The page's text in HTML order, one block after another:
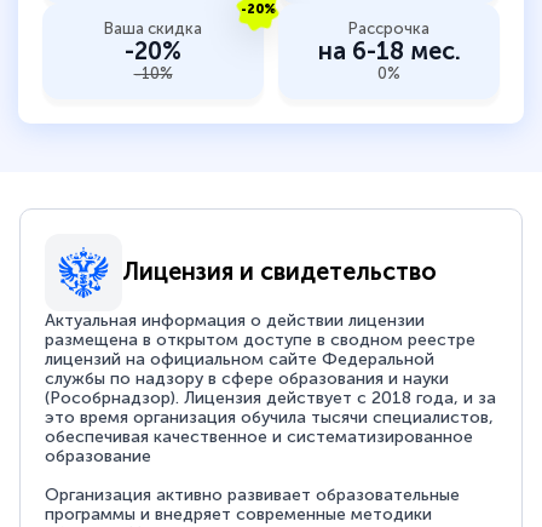
-20%
Ваша скидка
-20%
-10%
Рассрочка
на 6-18 мес.
0%
Лицензия и свидетельство
Актуальная информация о действии лицензии
размещена в открытом доступе в сводном реестре
лицензий на официальном сайте Федеральной
службы по надзору в сфере образования и науки
(Рособрнадзор). Лицензия действует с 2018 года, и за
это время организация обучила тысячи специалистов,
обеспечивая качественное и систематизированное
образование
Организация активно развивает образовательные
программы и внедряет современные методики